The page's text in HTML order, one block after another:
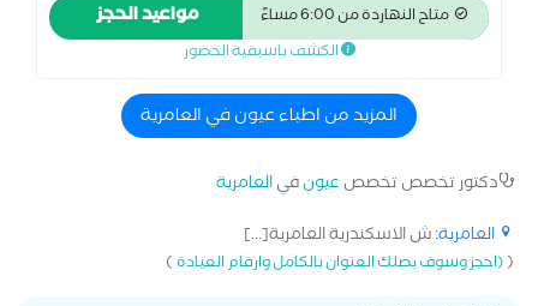
ماجستير طب و جراحة العين خبرة متقدمة في الجراحات الدقيقة
و وحقن الشبكيةو الليزر وتصحيح الابصار بأحدث التقنيات
باستخدام أحدث الأجهزة، بهدف استعادة وتحسين الإبصار بأعلى
درجات الأمان والجودة. استشارى جراحات الشبكية و الجسم
الزجاجى خبرة 12 سنة
متاح النهاردة من 6:00 مساءً مواعيد الحجز
الكشف باسبقية الحضور
المزيد من اطباء عيون في العامرية
دكتور تخصص تخصص عيونفيالعامرية
العامرية: ش الاسكندرية العامرية[...]
((احجز وسوف يصلك العنوان بالكامل وارقام العيادة)